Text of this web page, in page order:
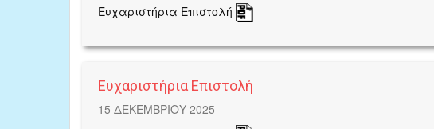
Ευχαριστήρια Επιστολή
Ευχαριστήρια Επιστολή
15 ΔΕΚΕΜΒΡΙΟΥ 2025